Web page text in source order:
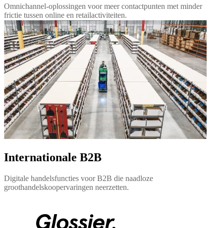
Omnichannel-oplossingen voor meer contactpunten met minder
frictie tussen online en retailactiviteiten.
Internationale B2B
Digitale handelsfuncties voor B2B die naadloze
groothandelskoopervaringen neerzetten.